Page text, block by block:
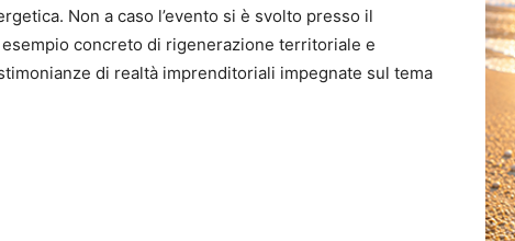
Non a caso l’evento si è svolto presso il
esempio concreto di rigenerazione territoriale e
di realtà imprenditoriali impegnate sul tema